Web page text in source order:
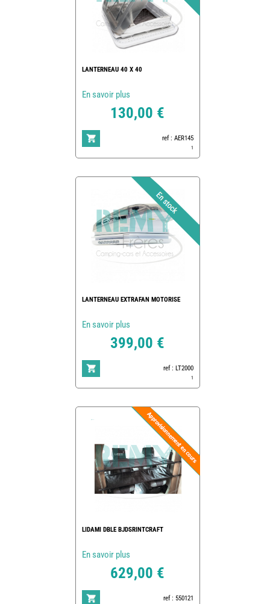
LANTERNEAU 40 X 40
En savoir plus
130,00 €
ref : AER145
1
LANTERNEAU EXTRAFAN MOTORISE
En savoir plus
399,00 €
ref : LT2000
1
LIDAMI DBLE BJDSRINTCRAFT
En savoir plus
629,00 €
ref : 550121